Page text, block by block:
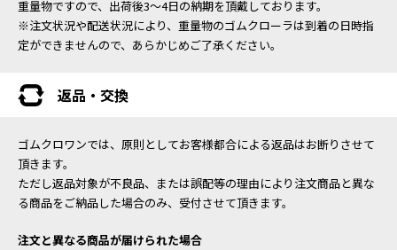
重量物ですので、出荷後3～4日の納期を頂戴しております。
※注文状況や配送状況により、重量物のゴムクローラは到着の日時指
定ができませんので、あらかじめご了承ください。
返品・交換
ゴムクロワンでは、原則としてお客様都合による返品はお断りさせて
頂きます。
ただし返品対象が不良品、または誤配等の理由により注文商品と異な
る商品をご納品した場合のみ、受付させて頂きます。
注文と異なる商品が届けられた場合